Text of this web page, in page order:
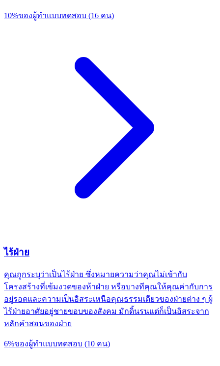
10%ของผู้ทำแบบทดสอบ (16 คน)
ไร้ฝ่าย
คุณถูกระบุว่าเป็นไร้ฝ่าย ซึ่งหมายความว่าคุณไม่เข้ากับ
โครงสร้างที่เข้มงวดของห้าฝ่าย หรือบางทีคุณให้คุณค่ากับการ
อยู่รอดและความเป็นอิสระเหนือคุณธรรมเดียวของฝ่ายต่าง ๆ ผู้
ไร้ฝ่ายอาศัยอยู่ชายขอบของสังคม มักดิ้นรนแต่ก็เป็นอิสระจาก
หลักคำสอนของฝ่าย
6%ของผู้ทำแบบทดสอบ (10 คน)